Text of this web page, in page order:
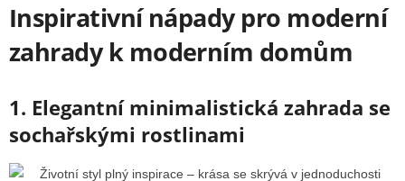
Inspirativní nápady pro moderní
zahrady k moderním domům
1. Elegantní minimalistická zahrada se
sochařskými rostlinami